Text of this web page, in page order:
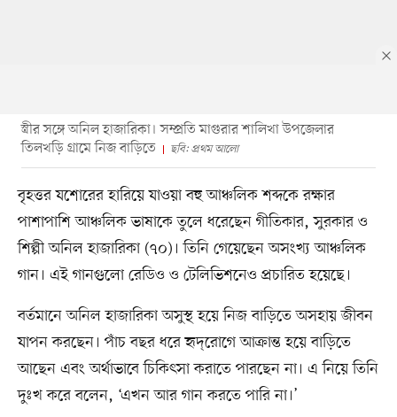
স্ত্রীর সঙ্গে অনিল হাজারিকা। সম্প্রতি মাগুরার শালিখা উপজেলার
তিলখড়ি গ্রামে নিজ বাড়িতে
ছবি: প্রথম আলো
বৃহত্তর যশোরের হারিয়ে যাওয়া বহু আঞ্চলিক শব্দকে রক্ষার
পাশাপাশি আঞ্চলিক ভাষাকে তুলে ধরেছেন গীতিকার, সুরকার ও
শিল্পী অনিল হাজারিকা (৭০)। তিনি গেয়েছেন অসংখ্য আঞ্চলিক
গান। এই গানগুলো রেডিও ও টেলিভিশনেও প্রচারিত হয়েছে।
বর্তমানে অনিল হাজারিকা অসুস্থ হয়ে নিজ বাড়িতে অসহায় জীবন
যাপন করছেন। পাঁচ বছর ধরে হৃদ্‌রোগে আক্রান্ত হয়ে বাড়িতে
আছেন এবং অর্থাভাবে চিকিৎসা করাতে পারছেন না। এ নিয়ে তিনি
দুঃখ করে বলেন, ‘এখন আর গান করতে পারি না।’